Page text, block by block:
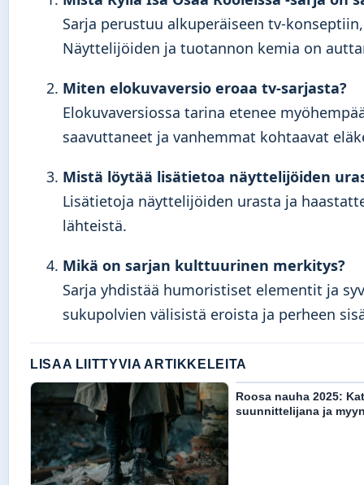
Sarja perustuu alkuperäiseen tv-
Näyttelijöiden ja tuotannon kemia on
Miten elokuvaversio eroaa tv-sarjasta?
Elokuvaversiossa tarina etenee
saavuttaneet ja vanhemmat kohtaavat
Mistä löytää lisätietoa näyttelijöiden
Lisätietoja näyttelijöiden urasta ja
lähteistä.
Mikä on sarjan kulttuurinen merkitys?
Sarja yhdistää humoristiset elementit ja
sukupolvien välisistä eroista ja perheen
LISAA LIITTYVIA ARTIKKELEITA
Roosa nauha 2025:
suunnittelijana ja